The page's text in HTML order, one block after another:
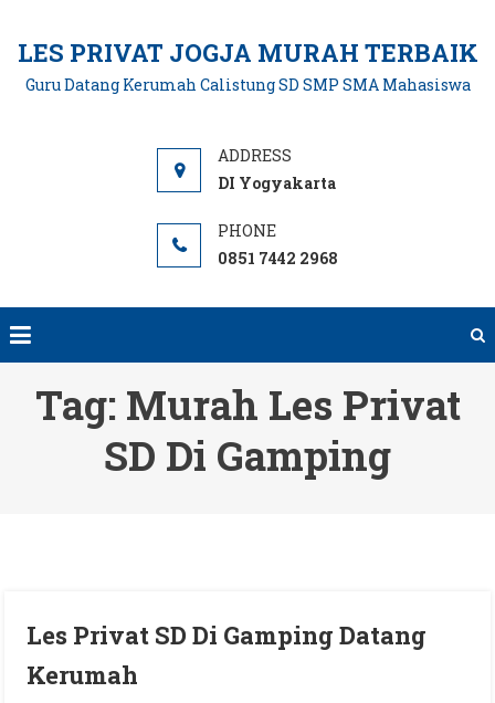
content
LES PRIVAT JOGJA MURAH TERBAIK
Guru Datang Kerumah Calistung SD SMP SMA Mahasiswa
DI Yogyakarta
0851 7442 2968
Tag: Murah Les Privat
SD Di Gamping
Les Privat SD Di Gamping Datang
Kerumah